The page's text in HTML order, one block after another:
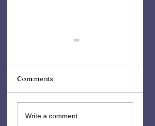
Gildan Kahvihetki –
Tuore
Comments
Write a comment...